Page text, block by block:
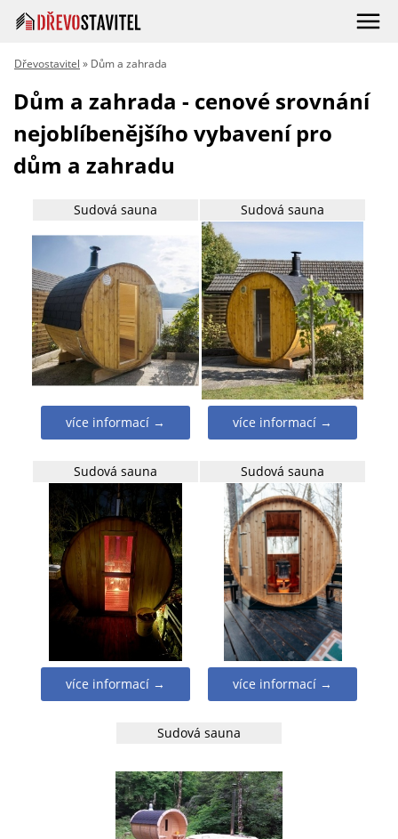
Dřevostavitel » Dům a zahrada
Dům a zahrada - cenové srovnání
nejoblíbenějšího vybavení pro
dům a zahradu
Sudová sauna
více informací →
Sudová sauna
více informací →
Sudová sauna
více informací →
Sudová sauna
více informací →
Sudová sauna